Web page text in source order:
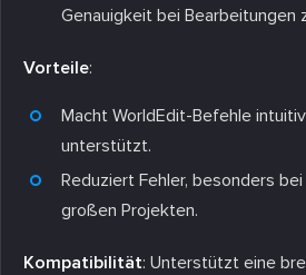
Genauigkeit bei Bearbeitungen
Vorteile:
Macht WorldEdit-Befehle
unterstützt.
Reduziert Fehler, besonders
großen Projekten.
Kompatibilität: Unterstützt eine